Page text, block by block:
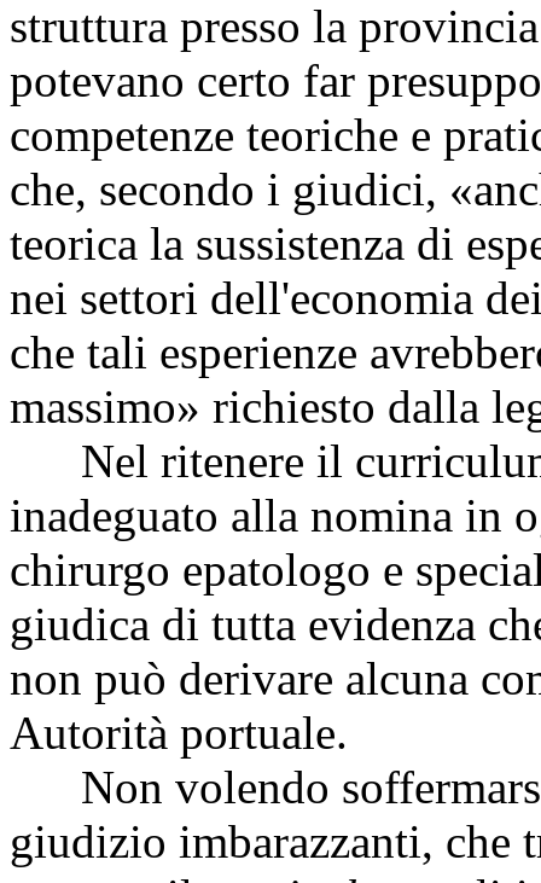
struttura presso la
potevano certo far
competenze teoriche e
che, secondo i giudici,
teorica la sussistenza di
nei settori dell'economia
che tali esperienze
massimo» richiesto dalla
Nel ritenere il
inadeguato alla nomina in
chirurgo epatologo e
giudica di tutta evidenza
non può derivare alcuna
Autorità portuale.
Non volendo
giudizio imbarazzanti, che